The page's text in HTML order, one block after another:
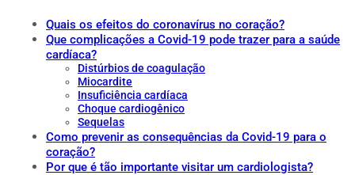
Quais os efeitos do coronavírus no coração?
Que complicações a Covid-19 pode trazer para a saúde
cardíaca?
Distúrbios de coagulação
Miocardite
Insuficiência cardíaca
Choque cardiogênico
Sequelas
Como prevenir as consequências da Covid-19 para o
coração?
Por que é tão importante visitar um cardiologista?